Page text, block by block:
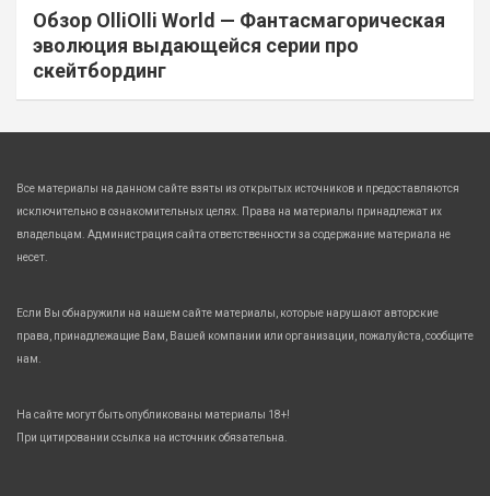
Обзор OlliOlli World — Фантасмагорическая
эволюция выдающейся серии про
скейтбординг
Все материалы на данном сайте взяты из открытых источников и предоставляются
исключительно в ознакомительных целях. Права на материалы принадлежат их
владельцам. Администрация сайта ответственности за содержание материала не
несет.
Если Вы обнаружили на нашем сайте материалы, которые нарушают авторские
права, принадлежащие Вам, Вашей компании или организации, пожалуйста, сообщите
нам.
На сайте могут быть опубликованы материалы 18+!
При цитировании ссылка на источник обязательна.